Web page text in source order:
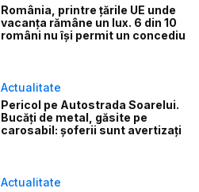
România, printre țările UE unde
vacanța rămâne un lux. 6 din 10
români nu își permit un concediu
Actualitate
Pericol pe Autostrada Soarelui.
Bucăți de metal, găsite pe
carosabil: șoferii sunt avertizați
Actualitate